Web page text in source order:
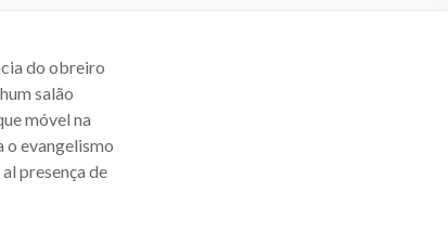
do obreiro
salão
móvel na
o evangelismo
presença de